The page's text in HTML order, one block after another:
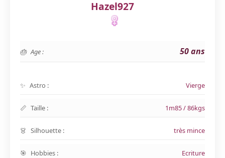
Hazel927
Age : 50 ans
Astro : Vierge
Taille : 1m85 / 86kgs
Silhouette : très mince
Hobbies : Ecriture